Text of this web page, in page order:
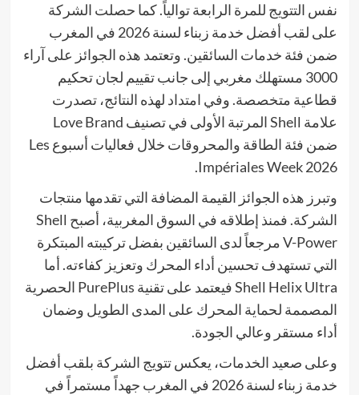
نفس التتويج للمرة الرابعة توالياً. كما حصلت الشركة
على لقب أفضل خدمة زبناء لسنة 2026 في المغرب
ضمن فئة خدمات السائقين. وتعتمد هذه الجوائز على آراء
3000 مستهلك مغربي إلى جانب تقييم لجان تحكيم
قطاعية متخصصة. وفي امتداد لهذه النتائج، تصدرت
علامة Shell المرتبة الأولى في تصنيف Love Brand
ضمن فئة الطاقة والمحروقات خلال فعاليات أسبوع Les
Impériales Week 2026.
وتبرز هذه الجوائز القيمة المضافة التي تقدمها منتجات
الشركة. فمنذ إطلاقه في السوق المغربية، أصبح Shell
V-Power مرجعاً لدى السائقين بفضل تركيبته المبتكرة
التي تستهدف تحسين أداء المحرك وتعزيز كفاءته. أما
Shell Helix Ultra فيعتمد على تقنية PurePlus الحصرية
المصممة لحماية المحرك على المدى الطويل وضمان
أداء مستقر وعالي الجودة.
وعلى صعيد الخدمات، يعكس تتويج الشركة بلقب أفضل
خدمة زبناء لسنة 2026 في المغرب جهداً مستمراً في